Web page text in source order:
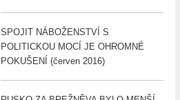
SPOJIT NÁBOŽENSTVÍ S
POLITICKOU MOCÍ JE OHROMNÉ
POKUŠENÍ (červen 2016)